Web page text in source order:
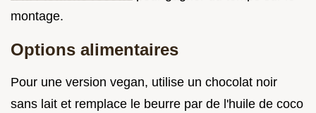
montage.
Options alimentaires
Pour une version vegan, utilise un chocolat noir
sans lait et remplace le beurre par de l'huile de coco